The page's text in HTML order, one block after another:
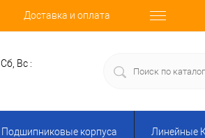
Доставка и оплата
Сб, Вс :
Подшипниковые корпуса Линейные